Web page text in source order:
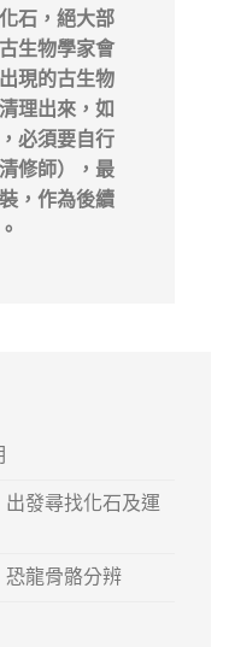
石，絕大部
生物學家會
現的古生物
理出來，如
必須要自行
修師），最
，作為後續
發尋找化石及運
龍骨骼分辨